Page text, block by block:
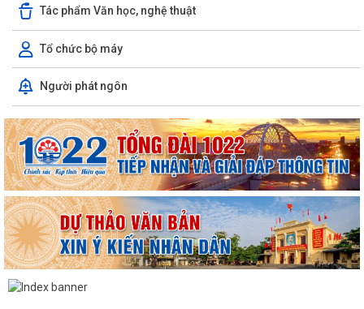
Tác phẩm Văn học, nghệ thuật
Tổ chức bộ máy
Người phát ngôn